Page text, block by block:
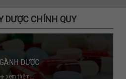
DƯỢC CHÍNH QUY
DƯỢC
xem thêm...